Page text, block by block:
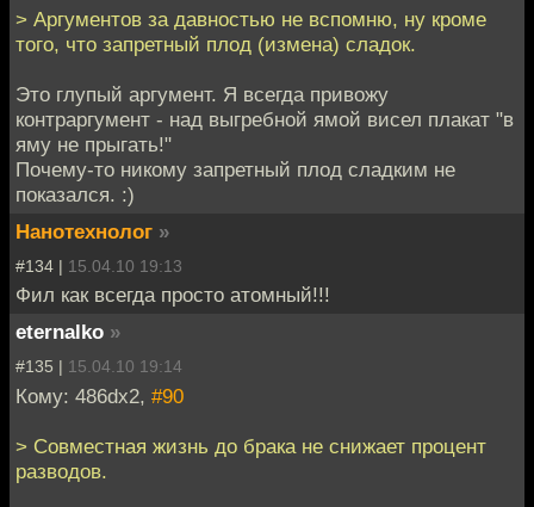
> Аргументов за давностью не вспомню, ну кроме
того, что запретный плод (измена) сладок.
Это глупый аргумент. Я всегда привожу
контраргумент - над выгребной ямой висел плакат "в
яму не прыгать!"
Почему-то никому запретный плод сладким не
показался. :)
Нанотехнолог »
#134 | 15.04.10 19:13
Фил как всегда просто атомный!!!
eternalko »
#135 | 15.04.10 19:14
Кому: 486dx2, #90
> Совместная жизнь до брака не снижает процент
разводов.